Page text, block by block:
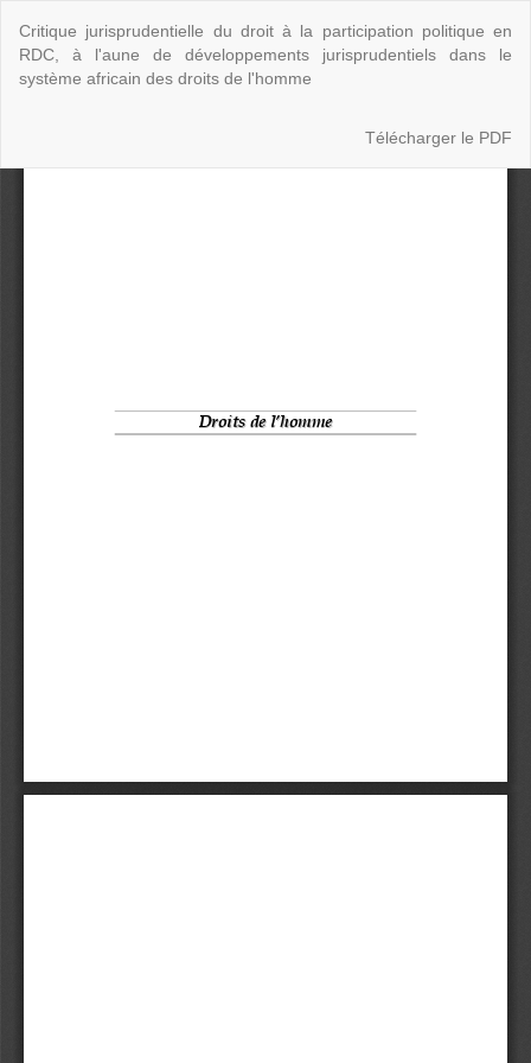
aux
informations
sur
Critique jurisprudentielle du droit à la participation politique en
RDC, à l'aune de développements jurisprudentiels dans le
système africain des droits de l'homme
Télécharger
Télécharger le PDF